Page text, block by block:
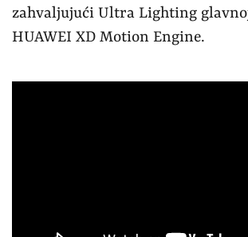
zahvaljujući Ultra Lighting
HUAWEI XD Motion Engine.